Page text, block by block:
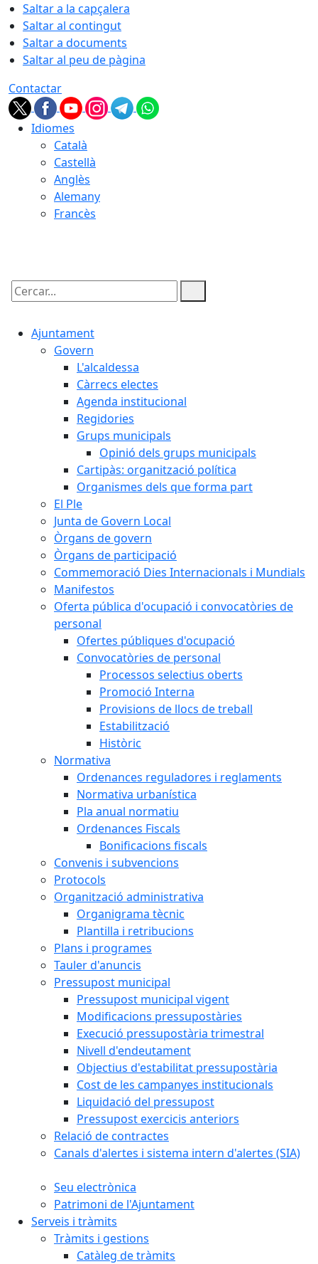
Saltar a la capçalera
Saltar al contingut
Saltar a documents
Saltar al peu de pàgina
Contactar
Idiomes
Català
Castellà
Anglès
Alemany
Francès
Cercar:
Ajuntament
Govern
L'alcaldessa
Càrrecs electes
Agenda institucional
Regidories
Grups municipals
Opinió dels grups municipals
Cartipàs: organització política
Organismes dels que forma part
El Ple
Junta de Govern Local
Òrgans de govern
Òrgans de participació
Commemoració Dies Internacionals i Mundials
Manifestos
Oferta pública d'ocupació i convocatòries de
personal
Ofertes públiques d'ocupació
Convocatòries de personal
Processos selectius oberts
Promoció Interna
Provisions de llocs de treball
Estabilització
Històric
Normativa
Ordenances reguladores i reglaments
Normativa urbanística
Pla anual normatiu
Ordenances Fiscals
Bonificacions fiscals
Convenis i subvencions
Protocols
Organització administrativa
Organigrama tècnic
Plantilla i retribucions
Plans i programes
Tauler d'anuncis
Pressupost municipal
Pressupost municipal vigent
Modificacions pressupostàries
Execució pressupostària trimestral
Nivell d'endeutament
Objectius d'estabilitat pressupostària
Cost de les campanyes institucionals
Liquidació del pressupost
Pressupost exercicis anteriors
Relació de contractes
Canals d'alertes i sistema intern d'alertes (SIA)
Seu electrònica
Patrimoni de l'Ajuntament
Serveis i tràmits
Tràmits i gestions
Catàleg de tràmits